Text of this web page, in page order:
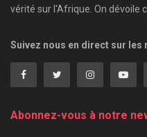
vérité sur l'Afrique. On dévoile
Suivez nous en direct sur les
Abonnez-vous à notre